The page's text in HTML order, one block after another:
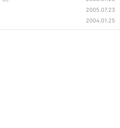
2005.07.23
2004.01.25